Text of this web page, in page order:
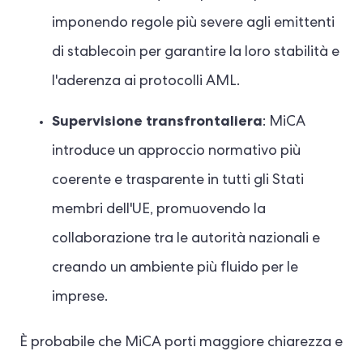
imponendo regole più severe agli emittenti
di stablecoin per garantire la loro stabilità e
l'aderenza ai protocolli AML.
Supervisione transfrontaliera: MiCA
introduce un approccio normativo più
coerente e trasparente in tutti gli Stati
membri dell'UE, promuovendo la
collaborazione tra le autorità nazionali e
creando un ambiente più fluido per le
imprese.
È probabile che MiCA porti maggiore chiarezza e